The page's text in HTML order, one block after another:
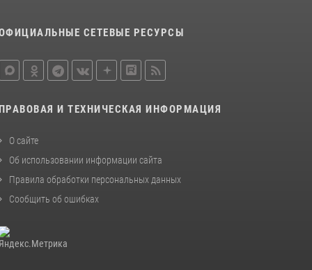
СЕТЕВЫЕ РЕСУРСЫ
ПРАВОВАЯ И ТЕХНИЧЕСКАЯ ИНФОРМАЦИЯ
О сайте
Об использовании информации сайта
Правила обработки персональных данных
Сообщить об ошибках